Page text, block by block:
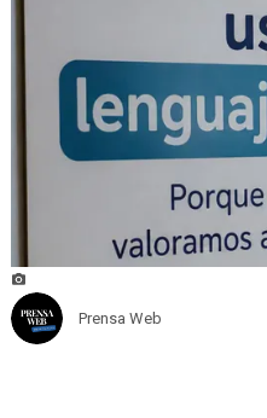
Prensa Web